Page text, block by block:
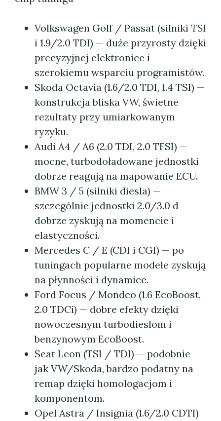
Volkswagen Golf / Passat (silniki TSI
i 1.9/2.0 TDI) — duże przyrosty dzięki
precyzyjnej elektronice i
szerokiemu wsparciu programistów.
Skoda Octavia (1.6/2.0 TDI, 1.4 TSI) —
konstrukcja bliska VW, świetne
rezultaty przy umiarkowanym
ryzyku.
Audi A4 / A6 (2.0 TDI, 2.0 TFSI) —
mocne, turbodoładowane jednostki
dobrze reagują na mapowanie ECU.
BMW 3 / 5 (silniki diesla) —
szczególnie jednostki 2.0/3.0 d
dobrze zyskują na momencie i
elastyczności.
Mercedes C / E (CDI i CGI) — po
tuningach popularne modele zyskują
na płynności i dynamice.
Ford Focus / Mondeo (1.6 EcoBoost,
2.0 TDCi) — dobre efekty dzięki
nowoczesnym turbodieslom i
benzynowym EcoBoost.
Seat Leon (TSI / TDI) — podobnie
jak VW/Skoda, bardzo podatny na
remap dzięki homologacjom i
komponentom.
Opel Astra / Insignia (1.6/2.0 CDTI)